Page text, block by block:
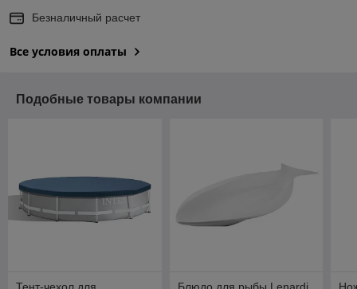
Безналичный расчет
Все условия оплаты
Подобные товары компании